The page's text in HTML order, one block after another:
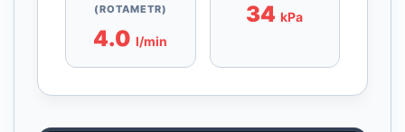
(ROTAMETR)
4.0l/min
34kPa